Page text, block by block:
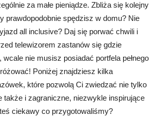
za małe pieniądze. Zbliża się kolejny
prawdopodobnie spędzisz w domu? Nie
all inclusive? Daj się porwać chwili i
telewizorem zastanów się gdzie
wcale nie musisz posiadać portfela pełnego
Poniżej znajdziesz kilka
które pozwolą Ci zwiedzać nie tylko
także i zagraniczne, niezwykle inspirujące
ciekawy co przygotowaliśmy?